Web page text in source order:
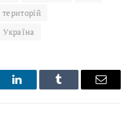
Україна
LinkedInTumblr Email